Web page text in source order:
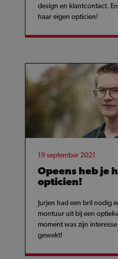
design en klantcontact.
haar eigen opticien!
19 september 2021
Opeens heb je
opticien!
Jurjen had een bril nodig
montuur uit bij een
moment was zijn
gewekt!